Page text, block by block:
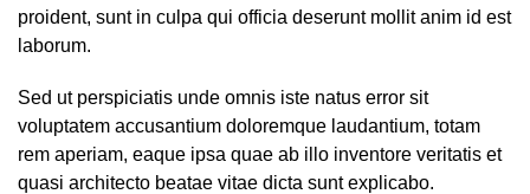
proident, sunt in culpa qui officia deserunt mollit anim id est
laborum.
Sed ut perspiciatis unde omnis iste natus error sit
voluptatem accusantium doloremque laudantium, totam
rem aperiam, eaque ipsa quae ab illo inventore veritatis et
quasi architecto beatae vitae dicta sunt explicabo.